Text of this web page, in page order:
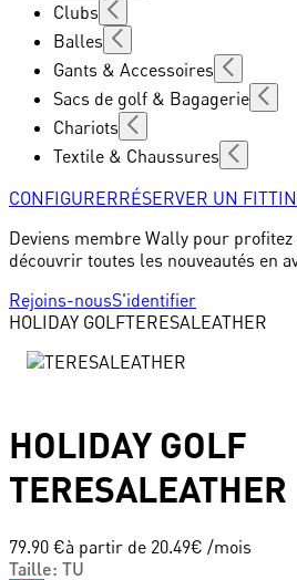
Clubs
Balles
Gants & Accessoires
Sacs de golf & Bagagerie
Chariots
Textile & Chaussures
CONFIGURERRÉSERVER UN
Deviens membre Wally pour
découvrir toutes les nouveautés en
Rejoins-nousS'identifier
HOLIDAY GOLFTERESALEATHER
HOLIDAY GOLF
TERESALEATHER
79.90 €à partir de 20.49€ /mois
Taille: TU